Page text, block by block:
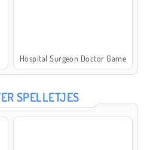
Hospital Surgeon Doctor Game
SPELLETJES